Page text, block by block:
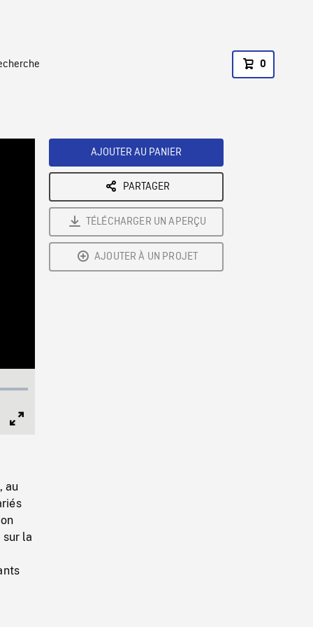
0
au
sur la
AJOUTER AU PANIER
PARTAGER
TÉLÉCHARGER UN APERÇU
AJOUTER À UN PROJET